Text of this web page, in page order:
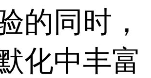
的同时，
化中丰富